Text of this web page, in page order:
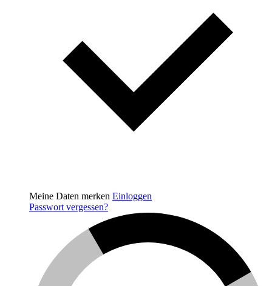
Meine Daten merken Einloggen
Passwort vergessen?